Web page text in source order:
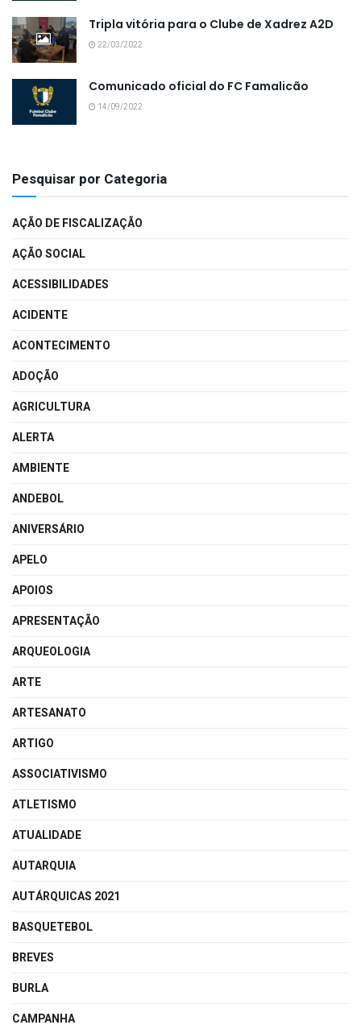
Tripla vitória para o Clube de Xadrez A2D
22/03/2022
Comunicado oficial do FC Famalicão
14/09/2022
Pesquisar por Categoria
AÇÃO DE FISCALIZAÇÃO
AÇÃO SOCIAL
ACESSIBILIDADES
ACIDENTE
ACONTECIMENTO
ADOÇÃO
AGRICULTURA
ALERTA
AMBIENTE
ANDEBOL
ANIVERSÁRIO
APELO
APOIOS
APRESENTAÇÃO
ARQUEOLOGIA
ARTE
ARTESANATO
ARTIGO
ASSOCIATIVISMO
ATLETISMO
ATUALIDADE
AUTARQUIA
AUTÁRQUICAS 2021
BASQUETEBOL
BREVES
BURLA
CAMPANHA